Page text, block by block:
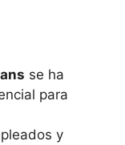
se ha
para
y